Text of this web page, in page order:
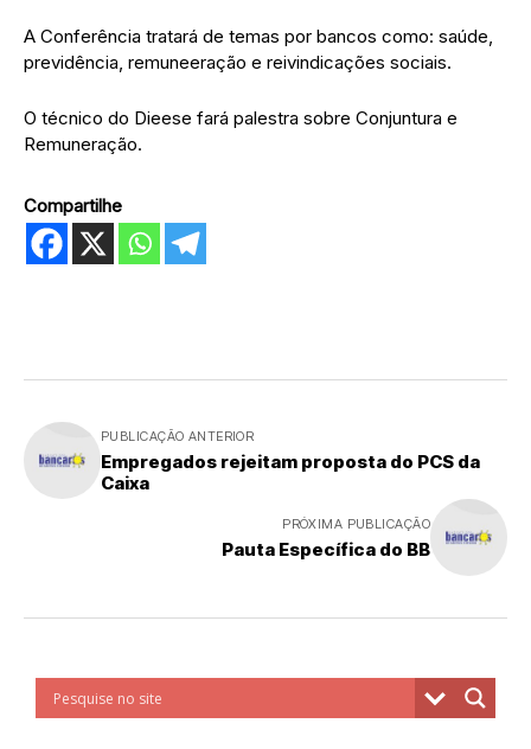
A Conferência tratará de temas por bancos como: saúde,
previdência, remuneeração e reivindicações sociais.
O técnico do Dieese fará palestra sobre Conjuntura e
Remuneração.
Compartilhe
PUBLICAÇÃO ANTERIOR
Empregados rejeitam proposta do PCS da
Caixa
PRÓXIMA PUBLICAÇÃO
Pauta Específica do BB